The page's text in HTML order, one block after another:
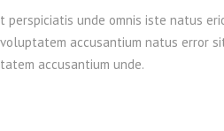
perspiciatis unde omnis iste natus
accusantium natus error
accusantium unde.